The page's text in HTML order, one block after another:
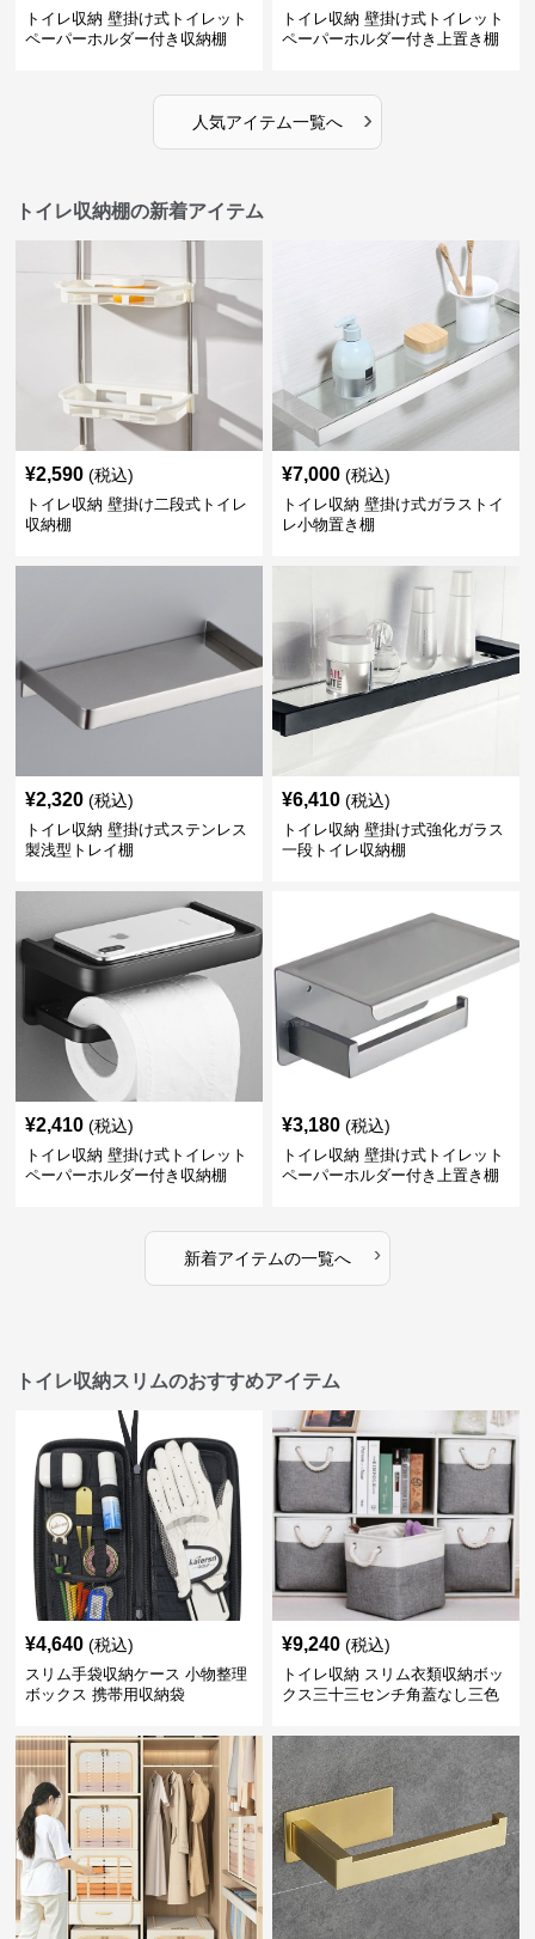
トイレ収納 壁掛け式トイレット
ペーパーホルダー付き収納棚
トイレ収納 壁掛け式トイレット
ペーパーホルダー付き上置き棚
人気アイテム一覧へ ›
トイレ収納棚の新着アイテム
¥2,590 (税込)
トイレ収納 壁掛け二段式トイレ
収納棚
¥7,000 (税込)
トイレ収納 壁掛け式ガラストイ
レ小物置き棚
¥2,320 (税込)
トイレ収納 壁掛け式ステンレス
製浅型トレイ棚
¥6,410 (税込)
トイレ収納 壁掛け式強化ガラス
一段トイレ収納棚
¥2,410 (税込)
トイレ収納 壁掛け式トイレット
ペーパーホルダー付き収納棚
¥3,180 (税込)
トイレ収納 壁掛け式トイレット
ペーパーホルダー付き上置き棚
新着アイテムの一覧へ ›
トイレ収納スリムのおすすめアイテム
¥4,640 (税込)
スリム手袋収納ケース 小物整理
ボックス 携帯用収納袋
¥9,240 (税込)
トイレ収納 スリム衣類収納ボッ
クス三十三センチ角蓋なし三色